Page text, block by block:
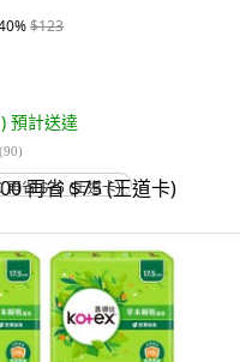
%$123
預計送達
(90)
再省 $75 (王道卡)